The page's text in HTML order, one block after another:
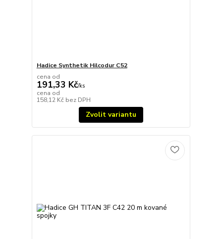
Hadice Synthetik Hilcodur C52
cena od
191,33 Kč/ks
cena od
158,12 Kč bez DPH
Zvolit variantu